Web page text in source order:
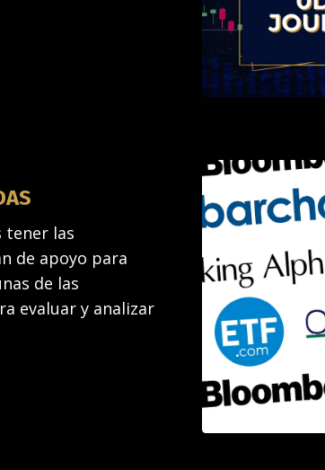
tener las
de apoyo para
de las
evaluar y analizar